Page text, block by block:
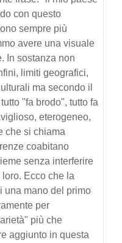
con questo
sempre più
avere una visuale
In sostanza non
limiti geografici,
ma secondo il
"fa brodo", tutto fa
eterogeneo,
che si chiama
coabitano
senza interferire
Ecco che la
una mano del primo
per
più che
aggiunto in questa